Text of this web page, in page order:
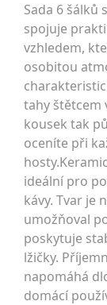
Sada 6 šálků
spojuje
vzhledem,
osobitou
tahy štětcem
kousek tak
oceníte při
ideální pro
kávy. Tvar je
umožňoval
poskytuje
lžičky.
napomáhá
domácí